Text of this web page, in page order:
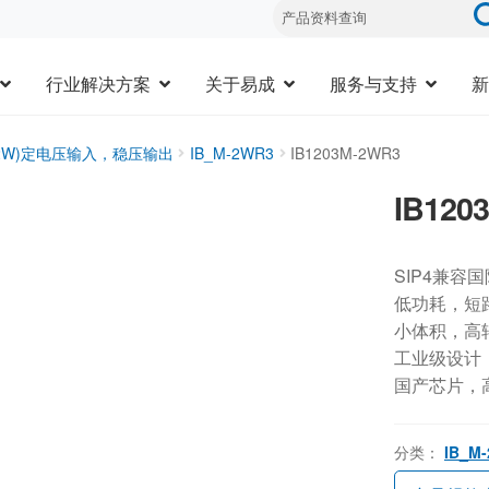
行业解决方案 关于易成 服务与支持
定电压输入，稳压输出 IB_M-2WR3 IB1203M-2WR3
SIP4兼容
低功耗，短
小体积，高
工业级设计
国产芯片，
分类：